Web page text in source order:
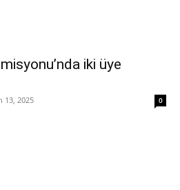
iki üye
13, 2025 0